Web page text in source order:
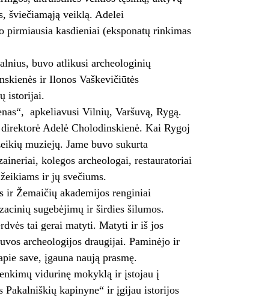
šviečiamąją veiklą. Adelei
kasdieniai (eksponatų rinkimas
buvo atlikusi archeologinių
ir Ilonos Vaškevičiūtės
istorijai.
apkeliavusi Vilnių, Varšuvą, Rygą.
Adelė Cholodinskienė. Kai Rygoj
muziejų. Jame buvo sukurta
kolegos archeologai, restauratoriai
ir jų svečiums.
ir Žemaičių akademijos renginiai
sugebėjimų ir širdies šilumos.
tai gerai matyti. Matyti ir iš jos
archeologijos draugijai. Paminėjo ir
save, įgauna naują prasmę.
vidurinę mokyklą ir įstojau į
Pakalniškių kapinyne“ ir įgijau istorijos